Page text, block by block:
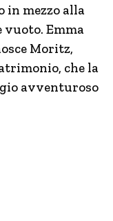
in mezzo alla
vuoto. Emma
Moritz,
che la
avventuroso